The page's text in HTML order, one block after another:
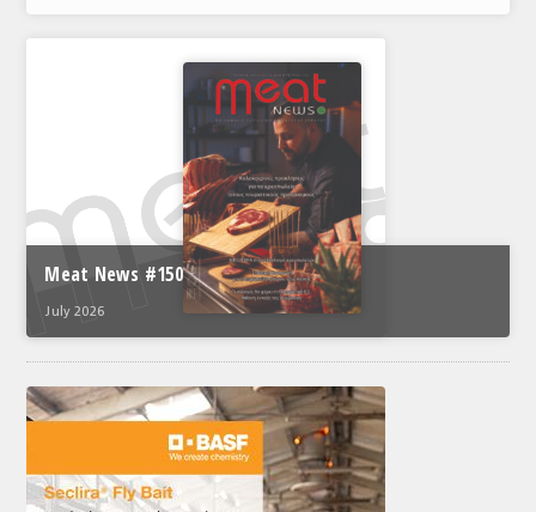
Meat News #150
July 2026